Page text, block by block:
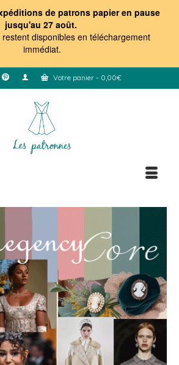
de patrons papier en pause
jusqu'au 27 août.
disponibles en téléchargement
immédiat.
Votre panier - 0,00€